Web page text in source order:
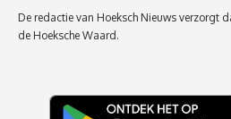
De redactie van Hoeksch Nieuws verzorgt
de Hoeksche Waard.